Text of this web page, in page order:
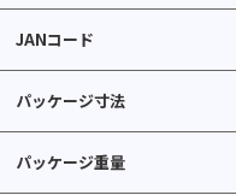
JANコード
パッケージ寸法
パッケージ重量